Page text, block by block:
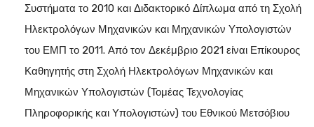
Συστήματα το 2010 και Διδακτορικό Δίπλωμα από τη Σχολή
Ηλεκτρολόγων Μηχανικών και Μηχανικών Υπολογιστών
του ΕΜΠ το 2011. Από τον Δεκέμβριο 2021 είναι Επίκουρος
Καθηγητής στη Σχολή Ηλεκτρολόγων Μηχανικών και
Μηχανικών Υπολογιστών (Τομέας Τεχνολογίας
Πληροφορικής και Υπολογιστών) του Εθνικού Μετσόβιου